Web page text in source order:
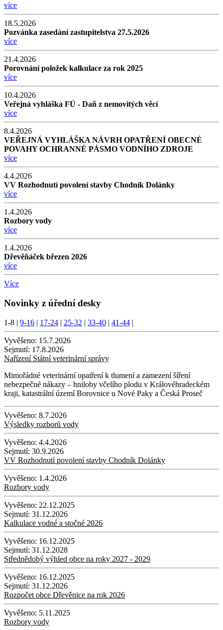
více
18.5.2026
Pozvánka zasedání zastupitelstva 27.5.2026
více
21.4.2026
Porovnání položek kalkulace za rok 2025
více
10.4.2026
Veřejná vyhláška FÚ - Daň z nemovitých věcí
více
8.4.2026
VEŘEJNÁ VYHLÁŠKA NÁVRH OPATŘENÍ OBECNÉ
POVAHY OCHRANNÉ PÁSMO VODNÍHO ZDROJE
více
4.4.2026
VV Rozhodnutí povolení stavby Chodník Dolánky
více
1.4.2026
Rozbory vody
více
1.4.2026
Dřevěňáček březen 2026
více
Více
Novinky z úřední desky
1-8 | 9-16 | 17-24 | 25-32 | 33-40 | 41-44 |
Vyvěšeno: 15.7.2026
Sejmutí: 17.8.2026
Nařízení Státní veterinární správy
Mimořádné veterinární opatření k tlumení a zamezení šíření
nebezpečné nákazy – hniloby včelího plodu v Královéhradeckém
kraji, katastrální území Borovnice u Nové Paky a Česká Proseč
Vyvěšeno: 8.7.2026
Výsledky rozborů vody
Vyvěšeno: 4.4.2026
Sejmutí: 30.9.2026
VV Rozhodnutí povolení stavby Chodník Dolánky
Vyvěšeno: 1.4.2026
Rozbory vody
Vyvěšeno: 22.12.2025
Sejmutí: 31.12.2026
Kalkulace vodné a stočné 2026
Vyvěšeno: 16.12.2025
Sejmutí: 31.12.2028
Střednědobý výhled obce na roky 2027 - 2029
Vyvěšeno: 16.12.2025
Sejmutí: 31.12.2026
Rozpočet obce Dřevěnice na rok 2026
Vyvěšeno: 5.11.2025
Rozbory vody